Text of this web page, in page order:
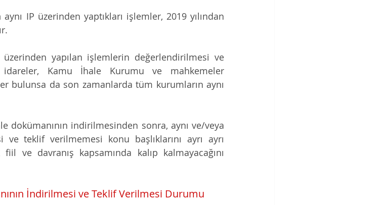
IP üzerinden yaptıkları işlemler, 2019 yılından
üzerinden yapılan işlemlerin değerlendirilmesi ve
idareler, Kamu İhale Kurumu ve mahkemeler
bulunsa da son zamanlarda tüm kurumların aynı
dokümanının indirilmesinden sonra, aynı ve/veya
teklif verilmemesi konu başlıklarını ayrı ayrı
ve davranış kapsamında kalıp kalmayacağını
İndirilmesi ve Teklif Verilmesi Durumu